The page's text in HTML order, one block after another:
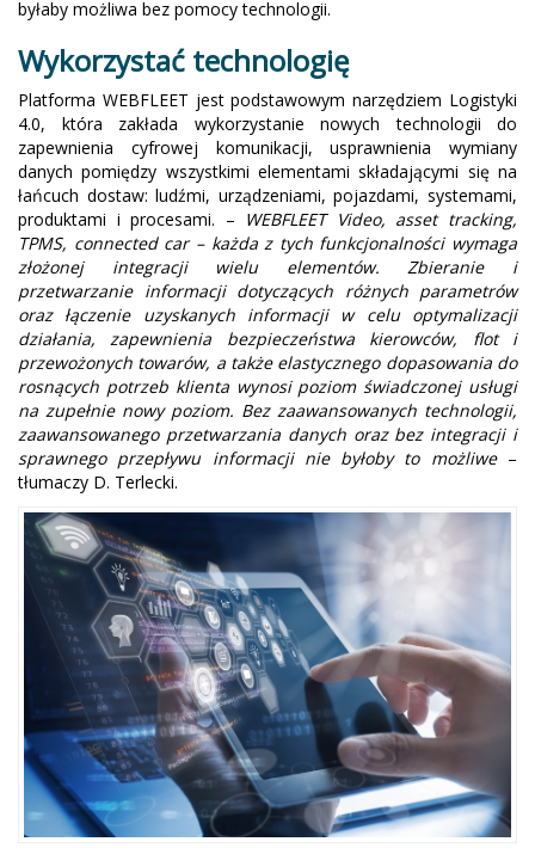
byłaby możliwa bez pomocy technologii.
Wykorzystać technologię
Platforma WEBFLEET jest podstawowym narzędziem Logistyki
4.0, która zakłada wykorzystanie nowych technologii do
zapewnienia cyfrowej komunikacji, usprawnienia wymiany
danych pomiędzy wszystkimi elementami składającymi się na
łańcuch dostaw: ludźmi, urządzeniami, pojazdami, systemami,
produktami i procesami. – WEBFLEET Video, asset tracking,
TPMS, connected car – każda z tych funkcjonalności wymaga
złożonej integracji wielu elementów. Zbieranie i
przetwarzanie informacji dotyczących różnych parametrów
oraz łączenie uzyskanych informacji w celu optymalizacji
działania, zapewnienia bezpieczeństwa kierowców, flot i
przewożonych towarów, a także elastycznego dopasowania do
rosnących potrzeb klienta wynosi poziom świadczonej usługi
na zupełnie nowy poziom. Bez zaawansowanych technologii,
zaawansowanego przetwarzania danych oraz bez integracji i
sprawnego przepływu informacji nie byłoby to możliwe–
tłumaczy D. Terlecki.